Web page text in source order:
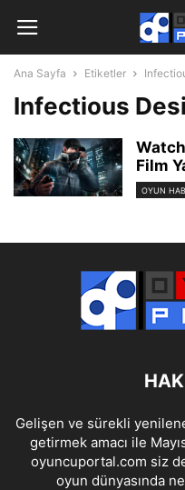
Ana Sayfa Etiketler
Infectious
Film
OYUN
Gelişen ve sürekli
getirmek amacı ile
oyuncuportal.com siz
oyun dünyasında